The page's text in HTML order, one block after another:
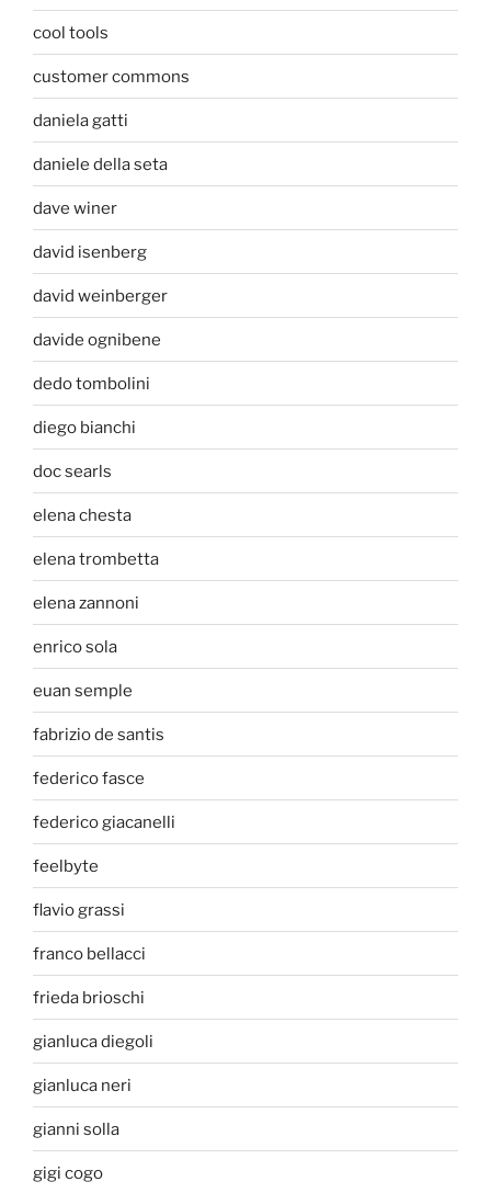
cool tools
customer commons
daniela gatti
daniele della seta
dave winer
david isenberg
david weinberger
davide ognibene
dedo tombolini
diego bianchi
doc searls
elena chesta
elena trombetta
elena zannoni
enrico sola
euan semple
fabrizio de santis
federico fasce
federico giacanelli
feelbyte
flavio grassi
franco bellacci
frieda brioschi
gianluca diegoli
gianluca neri
gianni solla
gigi cogo